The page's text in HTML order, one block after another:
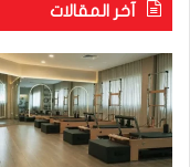
آخر المقالات